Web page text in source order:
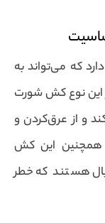
که می‌تواند به
این نوع کش شورت
و از عرق‌کردن و
همچنین این کش
هستند که خطر